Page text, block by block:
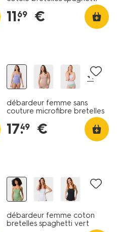
11.
69 €
+1
débardeur femme sans
couture microfibre bretelles
17.
49 €
débardeur femme coton
bretelles spaghetti vert